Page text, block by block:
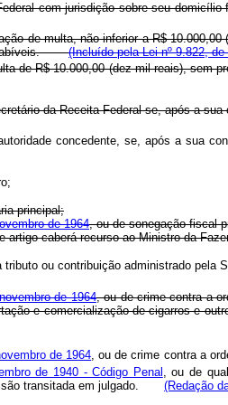
com jurisdição sobre seu
de multa, não inferior a R$
cabíveis.(Incluído pela Lei nº 9.822, de
de R$ 10.000,00 (dez mil reais),
da Receita Federal se, após a
concedente, se, após a
principal;
de 1964, ou de sonegação fiscal
caberá recurso ao Ministro da
tributo ou contribuição administrado
de 1964, ou de crime contra a
e comercialização de cigarros
de 1964, ou de crime contra a
de 1940 - Código Penal , ou de
transitada em julgado. (Redação